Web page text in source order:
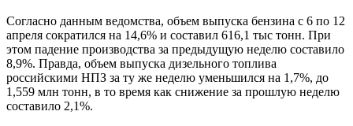
Согласно данным ведомства, объем выпуска бензина с 6 по 12
апреля сократился на 14,6% и составил 616,1 тыс тонн. При
этом падение производства за предыдущую неделю составило
8,9%. Правда, объем выпуска дизельного топлива
российскими НПЗ за ту же неделю уменьшился на 1,7%, до
1,559 млн тонн, в то время как снижение за прошлую неделю
составило 2,1%.